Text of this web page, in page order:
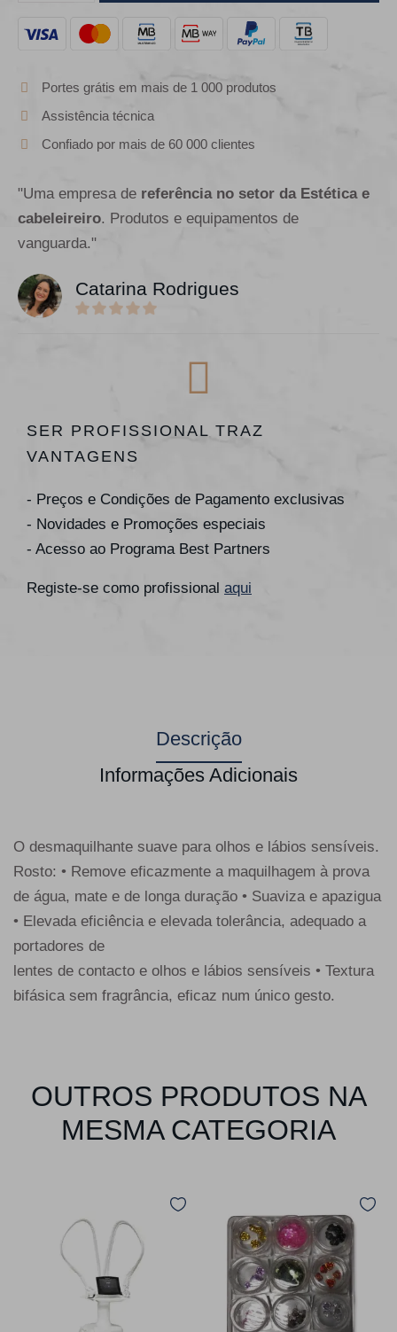
Portes grátis em mais de 1 000 produtos
Assistência técnica
Confiado por mais de 60 000 clientes
"Uma empresa de referência no setor da Estética e
cabeleireiro. Produtos e equipamentos de
vanguarda."
Catarina Rodrigues
SER PROFISSIONAL TRAZ
VANTAGENS
- Preços e Condições de Pagamento exclusivas
- Novidades e Promoções especiais
- Acesso ao Programa Best Partners
Registe-se como profissional aqui
Descrição
Informações Adicionais
O desmaquilhante suave para olhos e lábios sensíveis.
Rosto: • Remove eficazmente a maquilhagem à prova
de água, mate e de longa duração • Suaviza e apazigua
• Elevada eficiência e elevada tolerância, adequado a
portadores de
lentes de contacto e olhos e lábios sensíveis • Textura
bifásica sem fragrância, eficaz num único gesto.
OUTROS PRODUTOS NA
MESMA CATEGORIA